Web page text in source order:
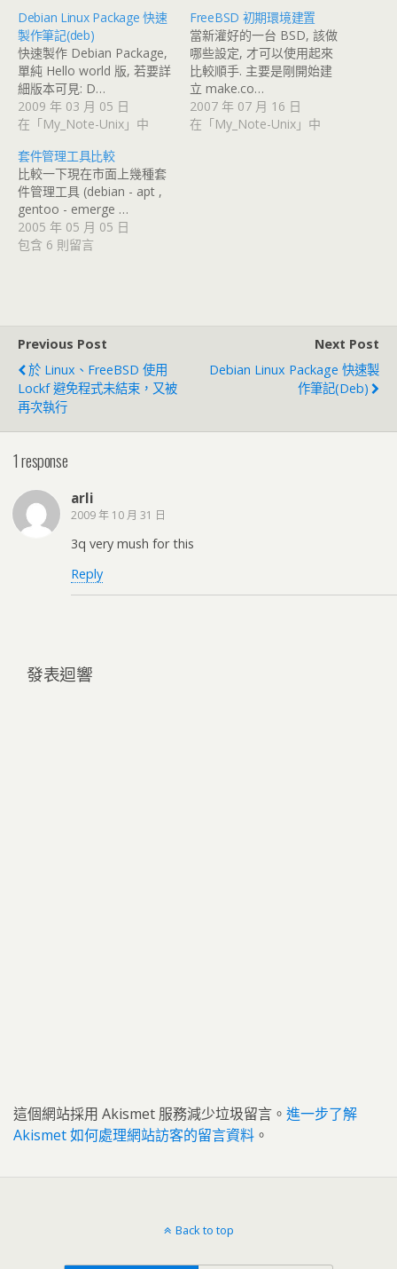
Debian Linux Package 快速
製作筆記(deb)
快速製作 Debian Package,
單純 Hello world 版, 若要詳
細版本可見: D…
2009 年 03 月 05 日
在「My_Note-Unix」中
FreeBSD 初期環境建置
當新灌好的一台 BSD, 該做
哪些設定, 才可以使用起來
比較順手. 主要是剛開始建
立 make.co…
2007 年 07 月 16 日
在「My_Note-Unix」中
套件管理工具比較
比較一下現在市面上幾種套
件管理工具 (debian - apt ,
gentoo - emerge …
2005 年 05 月 05 日
包含 6 則留言
Previous Post
於 Linux、FreeBSD 使用
Lockf 避免程式未結束，又被
再次執行
Next Post
Debian Linux Package 快速製
作筆記(deb)
1 response
arli
2009 年 10 月 31 日
3q very mush for this
Reply
發表迴響
這個網站採用 Akismet 服務減少垃圾留言。 進一步了解
Akismet 如何處理網站訪客的留言資料 。
Back to top